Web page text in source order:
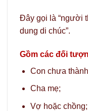
Đây gọi là “người
dung di chúc”.
Gồm các đối
Con chưa
Cha mẹ;
Vợ hoặc chồng;